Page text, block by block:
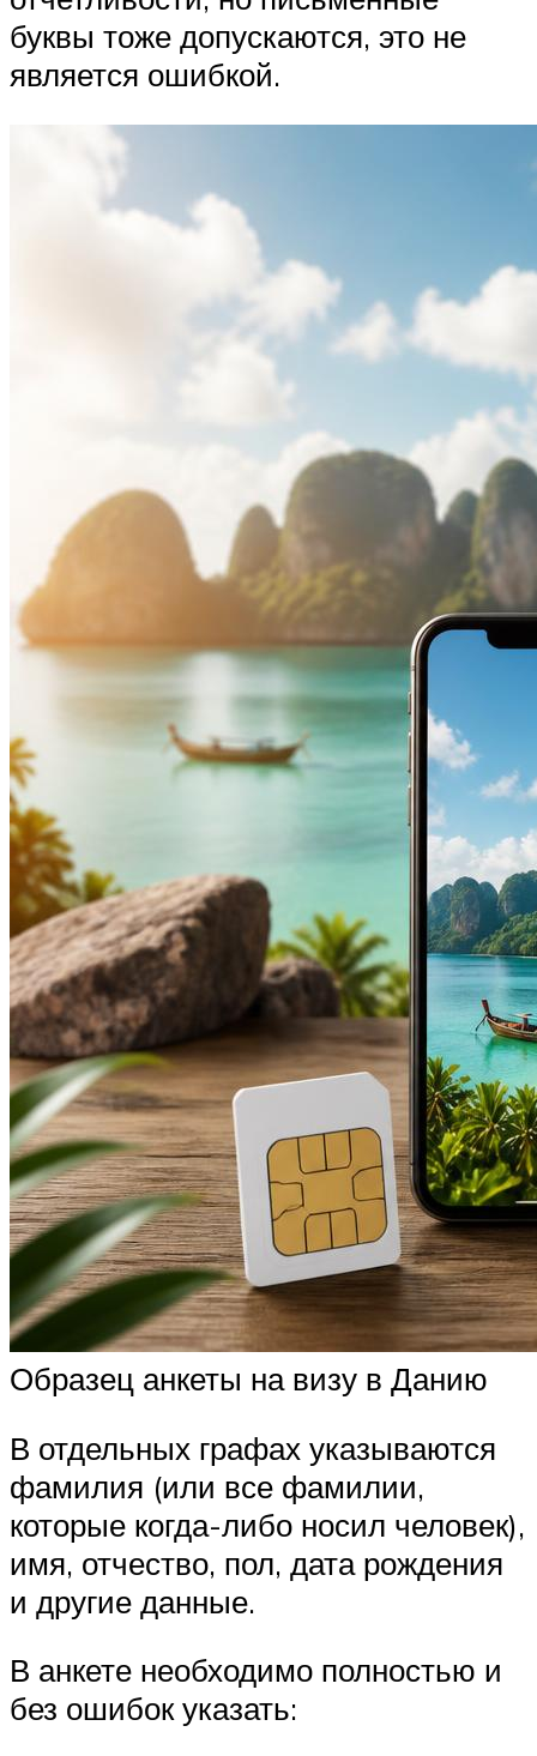
буквы тоже допускаются, это не
является ошибкой.
Образец анкеты на визу в Данию
В отдельных графах указываются
фамилия (или все фамилии,
которые когда-либо носил человек),
имя, отчество, пол, дата рождения
и другие данные.
В анкете необходимо полностью и
без ошибок указать: